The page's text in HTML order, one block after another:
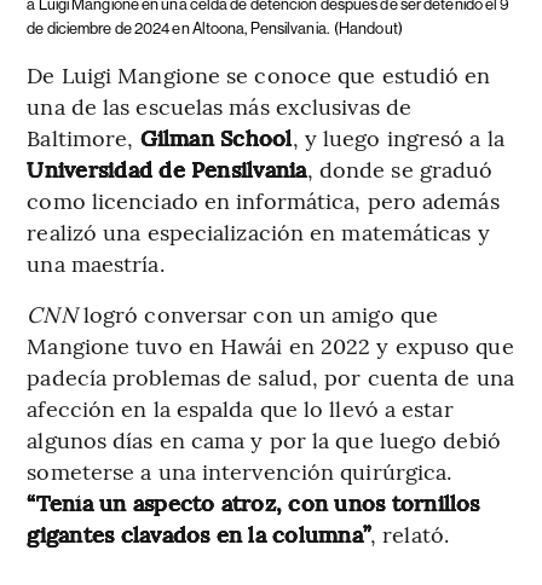
a Luigi Mangione en una celda de detención después de ser detenido el 9
de diciembre de 2024 en Altoona, Pensilvania. (Handout)
De Luigi Mangione se conoce que estudió en
una de las escuelas más exclusivas de
Baltimore, Gilman School, y luego ingresó a la
Universidad de Pensilvania, donde se graduó
como licenciado en informática, pero además
realizó una especialización en matemáticas y
una maestría.
CNNlogró conversar con un amigo que
Mangione tuvo en Hawái en 2022 y expuso que
padecía problemas de salud, por cuenta de una
afección en la espalda que lo llevó a estar
algunos días en cama y por la que luego debió
someterse a una intervención quirúrgica.
“Tenía un aspecto atroz, con unos tornillos
gigantes clavados en la columna”, relató.